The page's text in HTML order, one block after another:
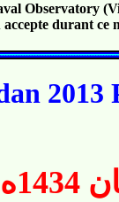
Observatory
durant ce
2013